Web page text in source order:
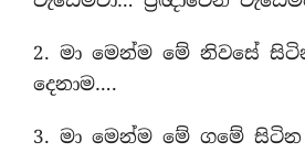
2. මා මෙන්ම මේ නිවසේ
දෙනාම….
3. මා මෙන්ම මේ ගමේ